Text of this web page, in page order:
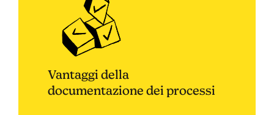
Vantaggi della
documentazione dei processi